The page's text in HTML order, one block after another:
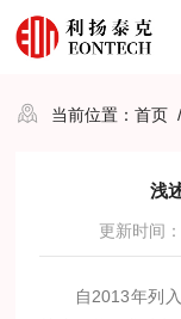
当前位置：首页
浅
更新时间
自2013年列入